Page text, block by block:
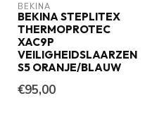
BEKINA
BEKINA STEPLITEX
THERMOPROTEC
XAC9P
VEILIGHEIDSLAARZEN
S5 ORANJE/BLAUW
€95,00